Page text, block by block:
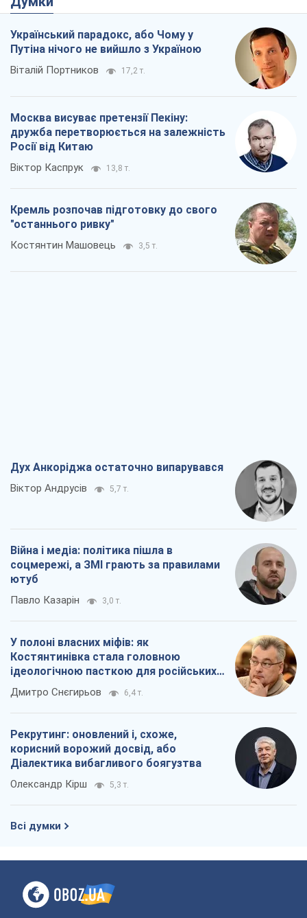
Український парадокс, або Чому у
Путіна нічого не вийшло з Україною
Віталій Портников 17,2 т.
Москва висуває претензії Пекіну:
дружба перетворюється на залежність
Росії від Китаю
Віктор Каспрук 13,8 т.
Кремль розпочав підготовку до свого
"останнього ривку"
Костянтин Машовець 3,5 т.
Дух Анкоріджа остаточно випарувався
Віктор Андрусів 5,7 т.
Війна і медіа: політика пішла в
соцмережі, а ЗМІ грають за правилами
ютуб
Павло Казарін 3,0 т.
У полоні власних міфів: як
Костянтинівка стала головною
ідеологічною пасткою для російських
окупантів
Дмитро Снєгирьов 6,4 т.
Рекрутинг: оновлений і, схоже,
корисний ворожий досвід, або
Діалектика вибагливого боягузтва
Олександр Кірш 5,3 т.
Всі думки